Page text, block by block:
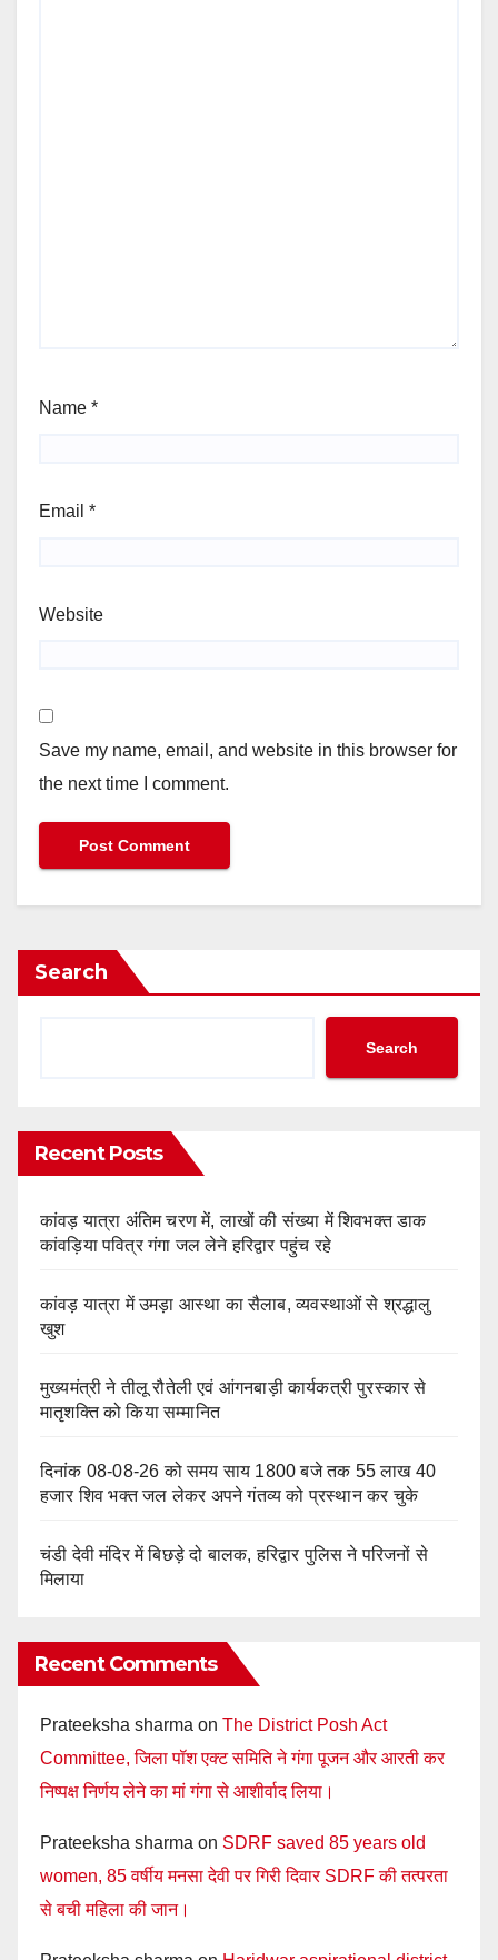
Name *
Email *
Website
Save my name, email, and website in this browser for
the next time I comment.
Search
Search
Recent Posts
कांवड़ यात्रा अंतिम चरण में, लाखों की संख्या में शिवभक्त डाक
कांवड़िया पवित्र गंगा जल लेने हरिद्वार पहुंच रहे
कांवड़ यात्रा में उमड़ा आस्था का सैलाब, व्यवस्थाओं से श्रद्धालु
खुश
मुख्यमंत्री ने तीलू रौतेली एवं आंगनबाड़ी कार्यकत्री पुरस्कार से
मातृशक्ति को किया सम्मानित
दिनांक 08-08-26 को समय साय 1800 बजे तक 55 लाख 40
हजार शिव भक्त जल लेकर अपने गंतव्य को प्रस्थान कर चुके
चंडी देवी मंदिर में बिछड़े दो बालक, हरिद्वार पुलिस ने परिजनों से
मिलाया
Recent Comments
Prateeksha sharma on The District Posh Act
Committee, जिला पॉश एक्ट समिति ने गंगा पूजन और आरती कर
निष्पक्ष निर्णय लेने का मां गंगा से आशीर्वाद लिया।
Prateeksha sharma on SDRF saved 85 years old
women, 85 वर्षीय मनसा देवी पर गिरी दिवार SDRF की तत्परता
से बची महिला की जान।